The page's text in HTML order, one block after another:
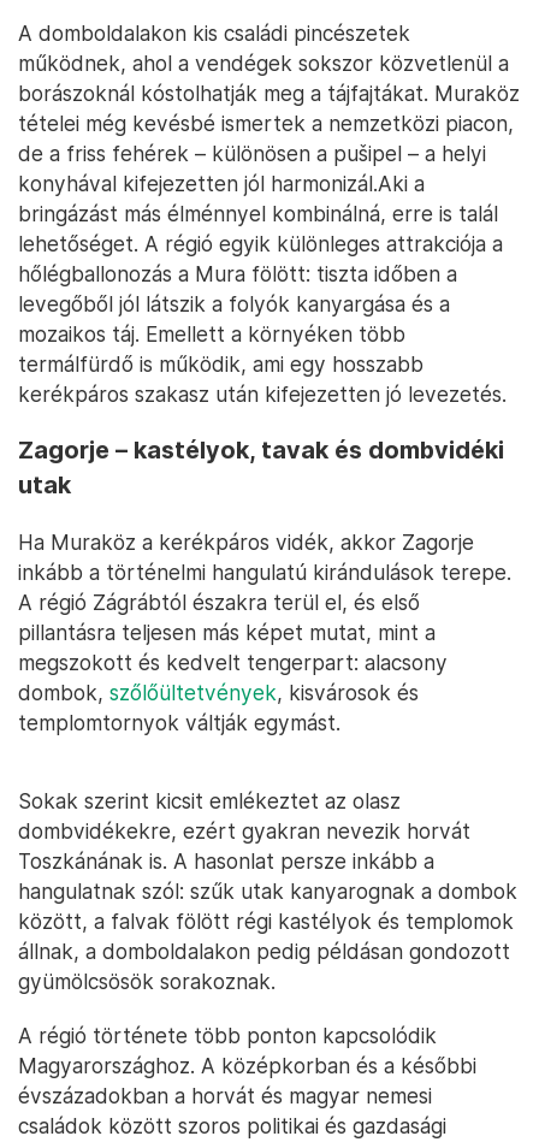
A domboldalakon kis családi pincészetek
működnek, ahol a vendégek sokszor közvetlenül a
borászoknál kóstolhatják meg a tájfajtákat. Muraköz
tételei még kevésbé ismertek a nemzetközi piacon,
de a friss fehérek – különösen a pušipel – a helyi
konyhával kifejezetten jól harmonizál.Aki a
bringázást más élménnyel kombinálná, erre is talál
lehetőséget. A régió egyik különleges attrakciója a
hőlégballonozás a Mura fölött: tiszta időben a
levegőből jól látszik a folyók kanyargása és a
mozaikos táj. Emellett a környéken több
termálfürdő is működik, ami egy hosszabb
kerékpáros szakasz után kifejezetten jó levezetés.
Zagorje – kastélyok, tavak és dombvidéki
utak
Ha Muraköz a kerékpáros vidék, akkor Zagorje
inkább a történelmi hangulatú kirándulások terepe.
A régió Zágrábtól északra terül el, és első
pillantásra teljesen más képet mutat, mint a
megszokott és kedvelt tengerpart: alacsony
dombok, szőlőültetvények, kisvárosok és
templomtornyok váltják egymást.
Sokak szerint kicsit emlékeztet az olasz
dombvidékekre, ezért gyakran nevezik horvát
Toszkánának is. A hasonlat persze inkább a
hangulatnak szól: szűk utak kanyarognak a dombok
között, a falvak fölött régi kastélyok és templomok
állnak, a domboldalakon pedig példásan gondozott
gyümölcsösök sorakoznak.
A régió története több ponton kapcsolódik
Magyarországhoz. A középkorban és a későbbi
évszázadokban a horvát és magyar nemesi
családok között szoros politikai és gazdasági